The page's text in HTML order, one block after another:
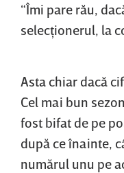
“Îmi pare rău,
selecţionerul, la
Asta chiar dacă
Cel mai bun
fost bifat de pe
după ce înainte,
numărul unu pe